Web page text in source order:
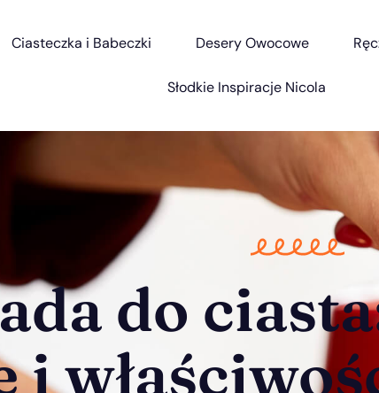
Ciasteczka i Babeczki Desery Owocowe
Słodkie Inspiracje Nicola
do
i